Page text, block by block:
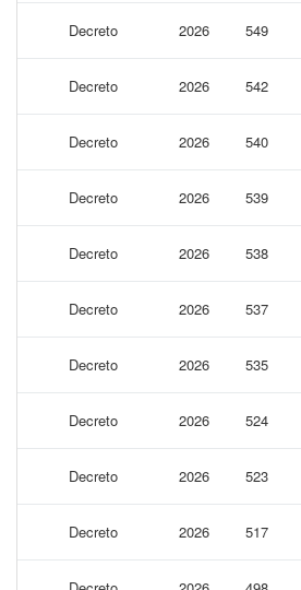
Decreto 2026 549
Decreto 2026 542
Decreto 2026 540
Decreto 2026 539
Decreto 2026 538
Decreto 2026 537
Decreto 2026 535
Decreto 2026 524
Decreto 2026 523
Decreto 2026 517